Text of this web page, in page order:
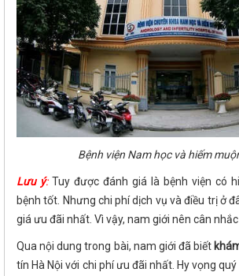
Bệnh viện Nam học và hiếm
Lưu ý: Tuy được đánh giá là bệnh viện có
bệnh tốt. Nhưng chi phí dịch vụ và điều trị ở
giá ưu đãi nhất. Vì vậy, nam giới nên cân nhắc
Qua nội dung trong bài, nam giới đã biết
tín Hà Nội với chi phí ưu đãi nhất. Hy vọng